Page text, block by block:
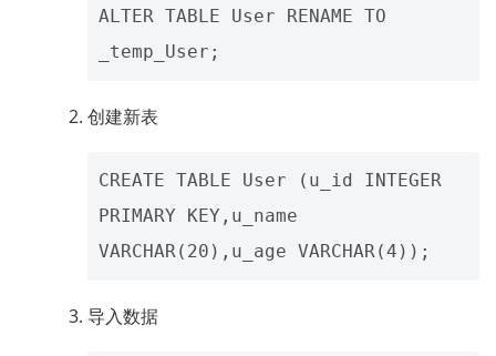
ALTER TABLE User RENAME TO
创建新表
CREATE TABLE User (u_id INTEGER
PRIMARY KEY,u_name
导入数据